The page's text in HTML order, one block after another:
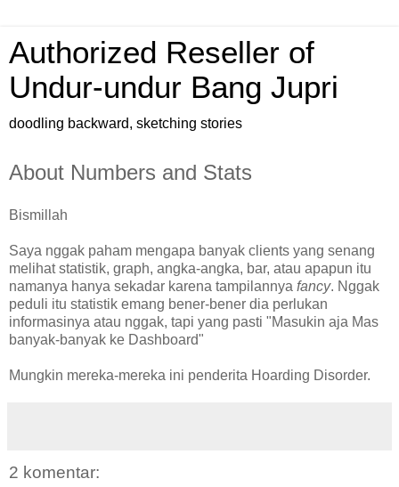
Authorized Reseller of
Undur-undur Bang Jupri
doodling backward, sketching stories
About Numbers and Stats
Bismillah
Saya nggak paham mengapa banyak clients yang senang
melihat statistik, graph, angka-angka, bar, atau apapun itu
namanya hanya sekadar karena tampilannya fancy. Nggak
peduli itu statistik emang bener-bener dia perlukan
informasinya atau nggak, tapi yang pasti "Masukin aja Mas
banyak-banyak ke Dashboard"
Mungkin mereka-mereka ini penderita Hoarding Disorder.
2 komentar: